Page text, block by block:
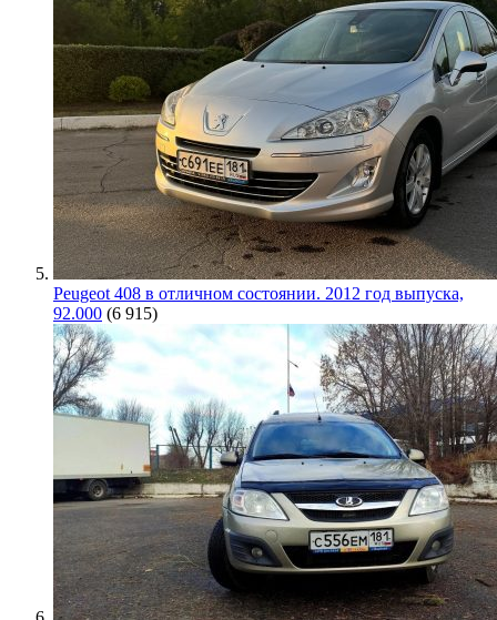
Peugeot 408 в отличном состоянии. 2012 год выпуска,
92.000 (6 915)